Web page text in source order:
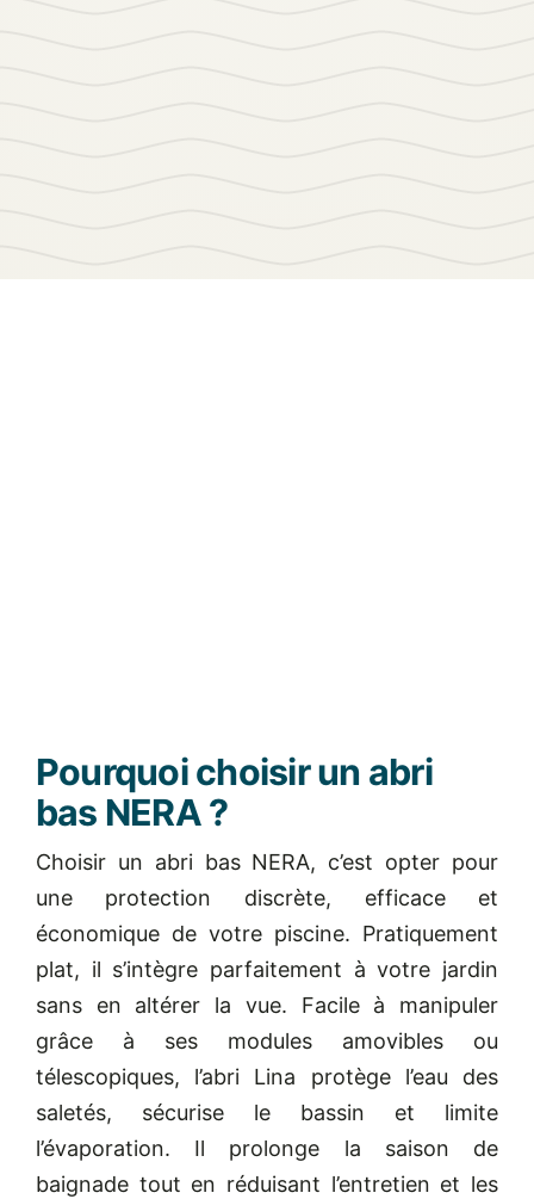
Pourquoi choisir un abri
bas NERA ?
Choisir un abri bas NERA, c’est opter pour
une protection discrète, efficace et
économique de votre piscine. Pratiquement
plat, il s’intègre parfaitement à votre jardin
sans en altérer la vue. Facile à manipuler
grâce à ses modules amovibles ou
télescopiques, l’abri Lina protège l’eau des
saletés, sécurise le bassin et limite
l’évaporation. Il prolonge la saison de
baignade tout en réduisant l’entretien et les